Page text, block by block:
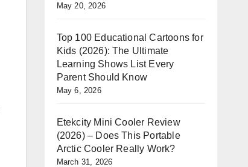
May 20, 2026
Top 100 Educational Cartoons for
Kids (2026): The Ultimate
Learning Shows List Every
Parent Should Know
May 6, 2026
Etekcity Mini Cooler Review
(2026) – Does This Portable
Arctic Cooler Really Work?
March 31, 2026